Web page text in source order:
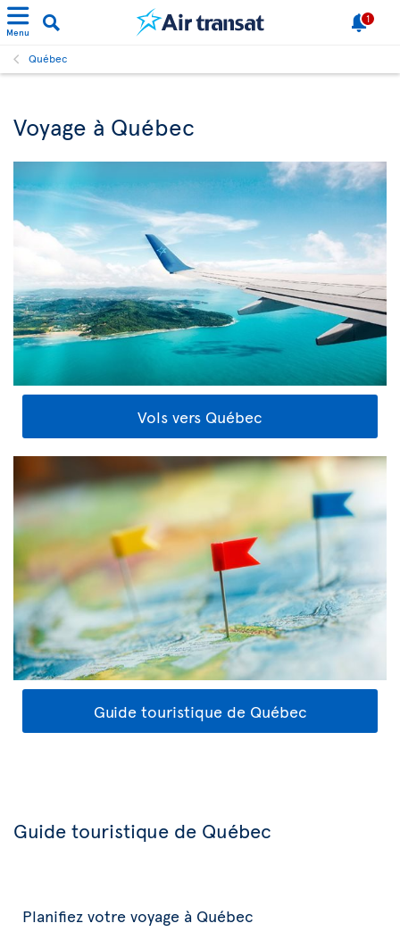
Menu
1
Québec
Voyage à Québec
Vols vers Québec
Guide touristique de Québec
Guide touristique de Québec
Planifiez votre voyage à Québec